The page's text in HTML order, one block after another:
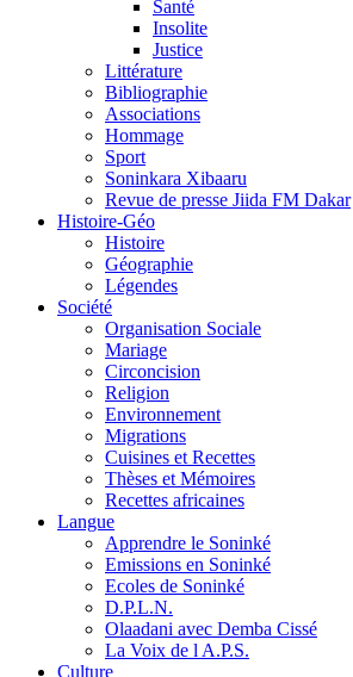
Santé
Insolite
Justice
Littérature
Bibliographie
Associations
Hommage
Sport
Soninkara Xibaaru
Revue de presse Jiida FM Dakar
Histoire-Géo
Histoire
Géographie
Légendes
Société
Organisation Sociale
Mariage
Circoncision
Religion
Environnement
Migrations
Cuisines et Recettes
Thèses et Mémoires
Recettes africaines
Langue
Apprendre le Soninké
Emissions en Soninké
Ecoles de Soninké
D.P.L.N.
Olaadani avec Demba Cissé
La Voix de l A.P.S.
Culture